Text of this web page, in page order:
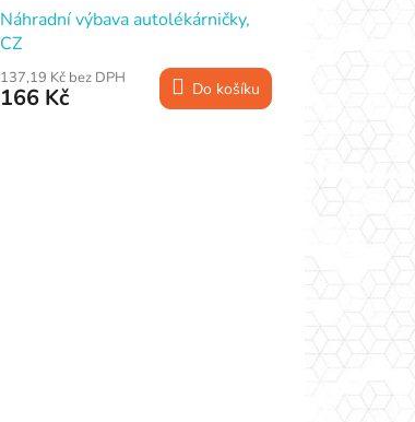
Náhradní výbava autolékárničky,
CZ
137,19 Kč bez DPH
166 Kč Do košíku